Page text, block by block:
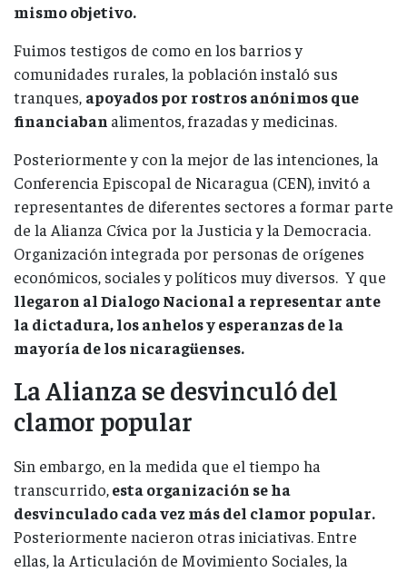
mismo objetivo.
Fuimos testigos de como en los barrios y
comunidades rurales, la población instaló sus
tranques, apoyados por rostros anónimos que
financiaban alimentos, frazadas y medicinas.
Posteriormente y con la mejor de las intenciones, la
Conferencia Episcopal de Nicaragua (CEN), invitó a
representantes de diferentes sectores a formar parte
de la Alianza Cívica por la Justicia y la Democracia.
Organización integrada por personas de orígenes
económicos, sociales y políticos muy diversos. Y que
llegaron al Dialogo Nacional a representar ante
la dictadura, los anhelos y esperanzas de la
mayoría de los nicaragüenses.
La Alianza se desvinculó del
clamor popular
Sin embargo, en la medida que el tiempo ha
transcurrido,esta organización se ha
desvinculado cada vez más del clamor popular.
Posteriormente nacieron otras iniciativas. Entre
ellas, la Articulación de Movimiento Sociales, la